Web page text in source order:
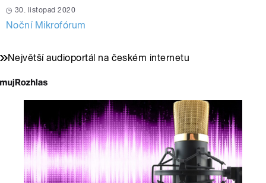
30. listopad 2020
Noční Mikrofórum
Největší audioportál na českém internetu